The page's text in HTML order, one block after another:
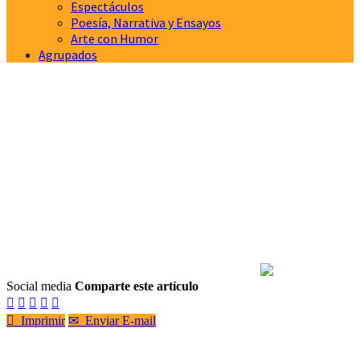
Espectáculos
Poesía, Narrativa y Ensayos
Arte con Humor
Agrupados
Social media Comparte este artículo
    
 Imprimir ✉ Enviar E-mail